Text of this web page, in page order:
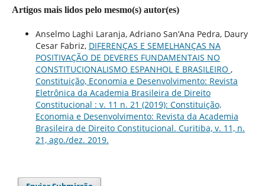
Artigos mais lidos pelo mesmo(s) autor(es)
Anselmo Laghi Laranja, Adriano San’Ana Pedra, Daury
Cesar Fabriz, DIFERENÇAS E SEMELHANÇAS NA
POSITIVAÇÃO DE DEVERES FUNDAMENTAIS NO
CONSTITUCIONALISMO ESPANHOL E BRASILEIRO ,
Constituição, Economia e Desenvolvimento: Revista
Eletrônica da Academia Brasileira de Direito
Constitucional : v. 11 n. 21 (2019): Constituição,
Economia e Desenvolvimento: Revista da Academia
Brasileira de Direito Constitucional. Curitiba, v. 11, n.
21, ago./dez. 2019.